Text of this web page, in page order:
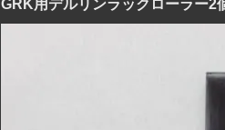
GRK用デルリンラックローラー2